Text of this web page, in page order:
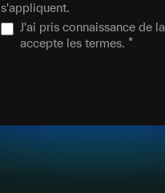
s'appliquent.
J'ai pris connaissance de la
accepte les termes. *